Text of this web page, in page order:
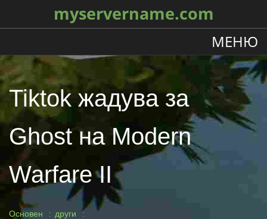
myservername.com
МЕНЮ
Tiktok жадува за
Ghost на Modern
Warfare II
Основен
други